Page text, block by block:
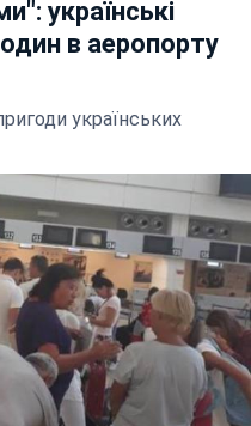
українські
в аеропорту
українських